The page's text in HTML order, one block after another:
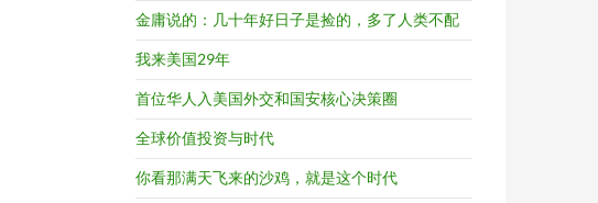
金庸说的：几十年好日子是捡的，多了人类不配
我来美国29年
首位华人入美国外交和国安核心决策圈
全球价值投资与时代
你看那满天飞来的沙鸡，就是这个时代